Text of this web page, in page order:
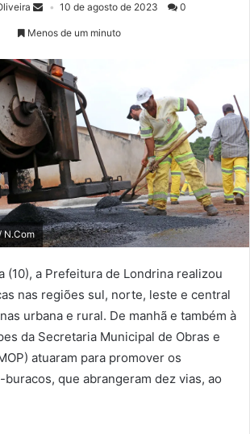
10 de agosto de 2023 0
Menos de um minuto
N.Com
(10), a Prefeitura de Londrina realizou
nas regiões sul, norte, leste e central
urbana e rural. De manhã e também à
da Secretaria Municipal de Obras e
atuaram para promover os
que abrangeram dez vias, ao